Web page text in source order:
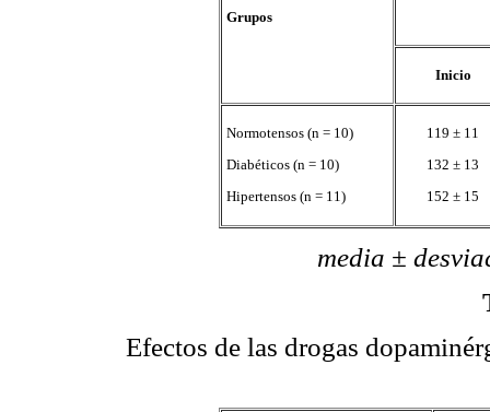
Grupos
Inicio
Normotensos (n = 10)
Diabéticos (n = 10)
Hipertensos (n = 11)
119 ± 11
132 ± 13
152 ± 15
media ± desviación
Efectos de las drogas